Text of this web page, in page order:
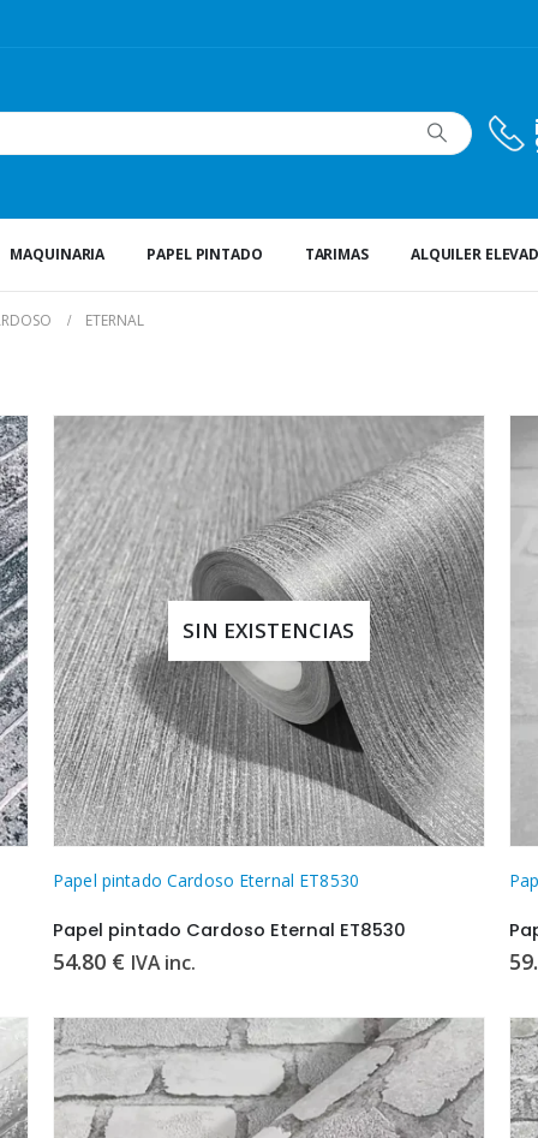
MAQUINARIA PAPEL PINTADO TARIMAS ALQUILER
ETERNAL
SIN EXISTENCIAS
Papel pintado Cardoso Eternal ET8530
Papel pintado Cardoso Eternal ET8530
54.80 € IVA inc.